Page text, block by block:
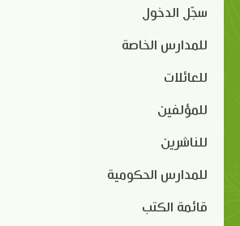
سجّل الدخول
للمدارس الخاصة
للعائلات
للمؤلفين
للناشرين
للمدارس الحكومية
قائمة الكتب